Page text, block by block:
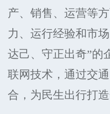
产、销售、运营等
力、运行经验和市
达己、守正出奇”的
联网技术，通过交
合，为民生出行打